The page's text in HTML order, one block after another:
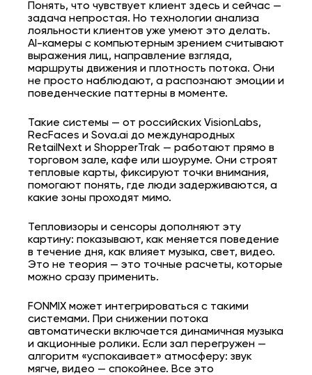
Понять, что чувствует клиент здесь и сейчас —
задача непростая. Но технологии анализа
лояльности клиентов уже умеют это делать.
AI-камеры с компьютерным зрением считывают
выражения лиц, направление взгляда,
маршруты движения и плотность потока. Они
не просто наблюдают, а распознают эмоции и
поведенческие паттерны в моменте.
Такие системы — от российских VisionLabs,
RecFaces и Sova.ai до международных
RetailNext и ShopperTrak — работают прямо в
торговом зале, кафе или шоуруме. Они строят
тепловые карты, фиксируют точки внимания,
помогают понять, где люди задерживаются, а
какие зоны проходят мимо.
Тепловизоры и сенсоры дополняют эту
картину: показывают, как меняется поведение
в течение дня, как влияет музыка, свет, видео.
Это не теория — это точные расчеты, которые
можно сразу применить.
FONMIX может интегрироваться с такими
системами. При снижении потока
автоматически включается динамичная музыка
и акционные ролики. Если зал перегружен —
алгоритм «успокаивает» атмосферу: звук
мягче, видео — спокойнее. Все это